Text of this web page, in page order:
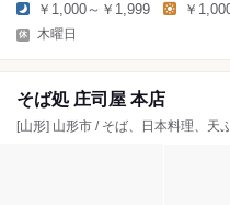
￥1,000～￥1,999 ￥
木曜日
そば処 庄司屋 本店
[山形] 山形市 / そば、日本料理、天